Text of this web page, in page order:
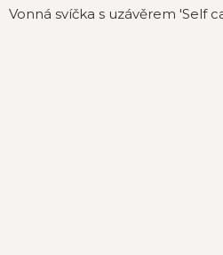
Vonná svíčka s uzávěrem 'Self